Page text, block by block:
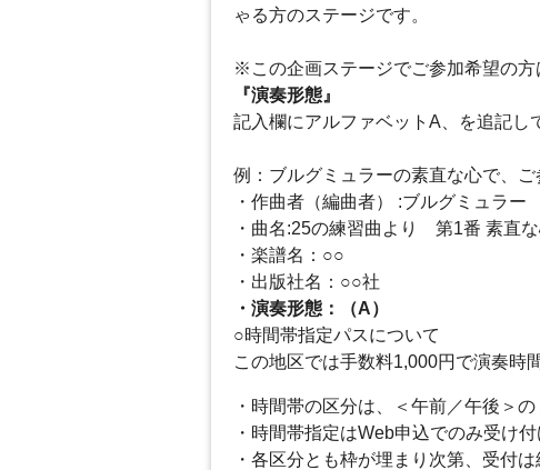
ゃる方のステージです。
※この企画ステージでご参加希望の方
『演奏形態』
記入欄にアルファベットA、を追記し
例：ブルグミュラーの素直な心で、ご
・作曲者（編曲者） :ブルグミュラー
・曲名:25の練習曲より 第1番 素直
・楽譜名：○○
・出版社名：○○社
・演奏形態：（A）
○時間帯指定パスについて
この地区では手数料1,000円で演奏時
・時間帯の区分は、＜午前／午後＞の
・時間帯指定はWeb申込でのみ受け付
・各区分とも枠が埋まり次第、受付は